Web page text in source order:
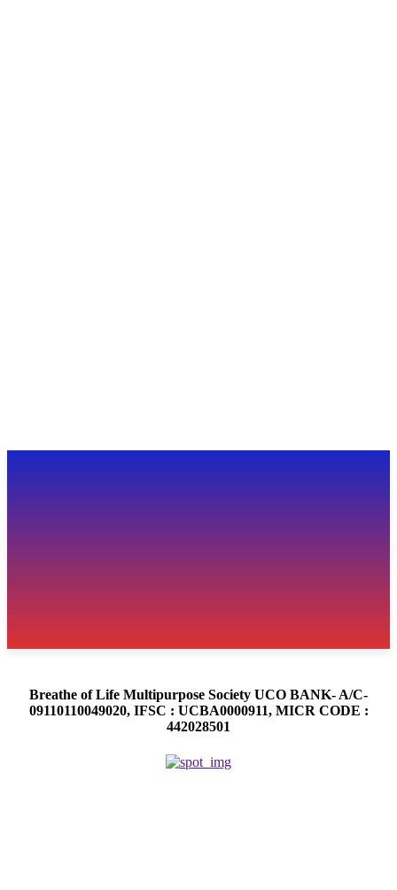
Breathe of Life Multipurpose Society UCO BANK- A/C-
09110110049020, IFSC : UCBA0000911, MICR CODE :
442028501